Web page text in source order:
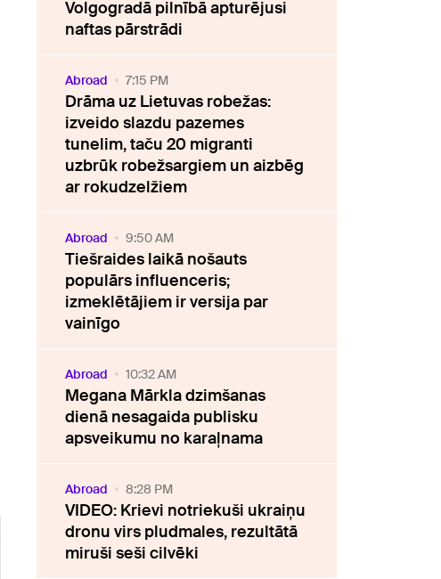
Volgogradā pilnībā apturējusi
naftas pārstrādi
Abroad 7:15 PM
Drāma uz Lietuvas robežas:
izveido slazdu pazemes
tunelim, taču 20 migranti
uzbrūk robežsargiem un aizbēg
ar rokudzelžiem
Abroad 9:50 AM
Tiešraides laikā nošauts
populārs influenceris;
izmeklētājiem ir versija par
vainīgo
Abroad 10:32 AM
Megana Mārkla dzimšanas
dienā nesagaida publisku
apsveikumu no karaļnama
Abroad 8:28 PM
VIDEO: Krievi notriekuši ukraiņu
dronu virs pludmales, rezultātā
miruši seši cilvēki